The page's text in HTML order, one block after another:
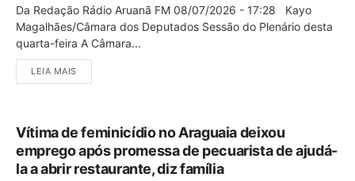
Da Redação Rádio Aruanã FM 08/07/2026 - 17:28 Kayo
Magalhães/Câmara dos Deputados Sessão do Plenário desta
quarta-feira A Câmara...
LEIA MAIS
Vítima de feminicídio no Araguaia deixou
emprego após promessa de pecuarista de ajudá-
la a abrir restaurante, diz família